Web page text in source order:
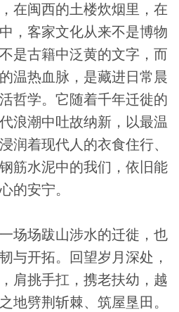
在闽西的土楼炊烟里，在
，客家文化从来不是博物
是古籍中泛黄的文字，而
温热血脉，是藏进日常晨
哲学。它随着千年迁徙的
浪潮中吐故纳新，以最温
润着现代人的衣食住行、
筋水泥中的我们，依旧能
的安宁。
场场跋山涉水的迁徙，也
与开拓。回望岁月深处，
肩挑手扛，携老扶幼，越
地劈荆斩棘、筑屋垦田。